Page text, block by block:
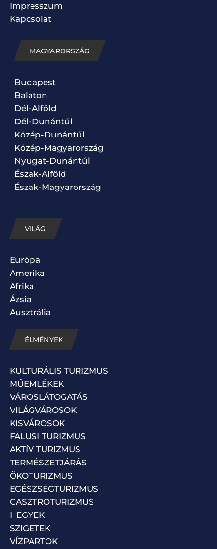
Impresszum
Kapcsolat
MAGYARORSZÁG
Budapest
Balaton
Dél-Alföld
Dél-Dunántúl
Közép-Dunántúl
Közép-Magyarország
Nyugat-Dunántúl
Észak-Alföld
Észak-Magyarország
VILÁG
Európa
Amerika
Afrika
Ázsia
Ausztrália
ÉLMÉNYEK
KULTURÁLIS TURIZMUS
MŰEMLÉKEK
VÁROSLÁTOGATÁS
VILÁGVÁROSOK
KISVÁROSOK
FALUSI TURIZMUS
AKTÍV TURIZMUS
TERMÉSZETJÁRÁS
ÖKOTURIZMUS
EGÉSZSÉGTURIZMUS
GASZTROTURIZMUS
HEGYEK
SZIGETEK
VÍZPARTOK